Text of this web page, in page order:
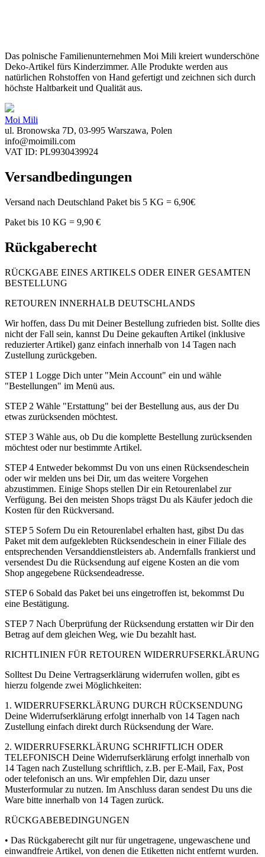
Das polnische Familienunternehmen Moi Mili kreiert wunderschöne
Deko-Artikel fürs Kinderzimmer. Alle Produkte werden aus
natürlichen Rohstoffen von Hand gefertigt und zeichnen sich durch
höchste Haltbarkeit und Qualität aus.
Moi Mili
ul. Bronowska 7D, 03-995 Warszawa, Polen
info@moimili.com
VAT ID: PL9930439924
Versandbedingungen
Versand nach Deutschland Paket bis 5 KG = 6,90€
Paket bis 10 KG = 9,90 €
Rückgaberecht
RÜCKGABE EINES ARTIKELS ODER EINER GESAMTEN
BESTELLUNG
RETOUREN INNERHALB DEUTSCHLANDS
Wir hoffen, dass Du mit Deiner Bestellung zufrieden bist. Sollte dies
nicht der Fall sein, kannst Du Deine gekauften Artikel (inklusive
reduzierter Artikel) ganz einfach innerhalb von 14 Tagen nach
Zustellung zurückgeben.
STEP 1 Logge Dich unter "Mein Account" ein und wähle
"Bestellungen" im Menü aus.
STEP 2 Wähle "Erstattung" bei der Bestellung aus, aus der Du
etwas zurücksenden möchtest.
STEP 3 Wähle aus, ob Du die komplette Bestellung zurücksenden
möchtest oder nur bestimmte Artikel.
STEP 4 Entweder bekommst Du von uns einen Rücksendeschein
oder wir melden uns bei Dir, um das weitere Vorgehen
abzustimmen. Einige Shops stellen Dir ein Retourenlabel zur
Verfügung. Bei den meisten Shops trägst Du als Käufer jedoch die
Kosten für den Rückversand.
STEP 5 Sofern Du ein Retourenlabel erhalten hast, gibst Du das
Paket mit dem aufgeklebten Rücksendeschein in einer Filiale des
entsprechenden Versanddienstleisters ab. Andernfalls frankierst und
versendest Du die Rücksendung auf eigene Kosten an die vom
Shop angegebene Rücksendeadresse.
STEP 6 Sobald das Paket bei uns eingetroffen ist, bekommst Du
eine Bestätigung.
STEP 7 Nach Überprüfung der Rücksendung erstatten wir Dir den
Betrag auf dem gleichen Weg, wie Du bezahlt hast.
RICHTLINIEN FÜR RETOUREN WIDERRUFSERKLÄRUNG
Solltest Du Deine Vertragserklärung widerrufen wollen, gibt es
hierzu folgende zwei Möglichkeiten:
1. WIDERRUFSERKLÄRUNG DURCH RÜCKSENDUNG
Deine Widerrufserklärung erfolgt innerhalb von 14 Tagen nach
Zustellung einfach direkt durch Rücksendung der Ware.
2. WIDERRUFSERKLÄRUNG SCHRIFTLICH ODER
TELEFONISCH Deine Widerrufserklärung erfolgt innerhalb von
14 Tagen nach Zustellung schriftlich, z.B. per E-Mail, Fax, Post
oder telefonisch an uns. Wir empfehlen Dir, dazu unser
Musterformular zu nutzen. Im Anschluss daran sendest Du uns die
Ware bitte innerhalb von 14 Tagen zurück.
RÜCKGABEBEDINGUNGEN
• Das Rückgaberecht gilt nur für ungetragene, ungewaschene und
einwandfreie Artikel, von denen die Etiketten nicht entfernt wurden.